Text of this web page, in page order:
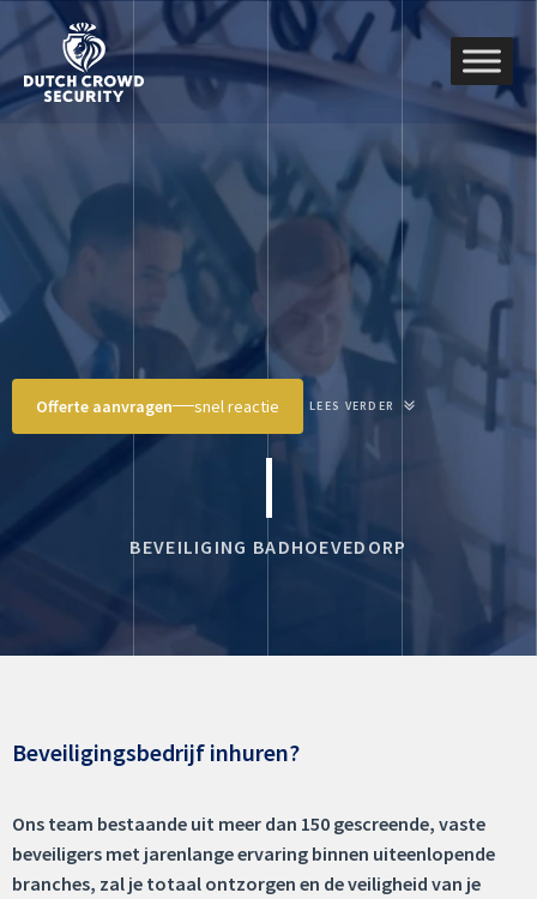
Offerte aanvragen snel reactie LEES VERDER
BEVEILIGING BADHOEVEDORP
Beveiligingsbedrijf inhuren?
Ons team bestaande uit meer dan 150 gescreende, vaste
beveiligers met jarenlange ervaring binnen uiteenlopende
branches, zal je totaal ontzorgen en de veiligheid van je